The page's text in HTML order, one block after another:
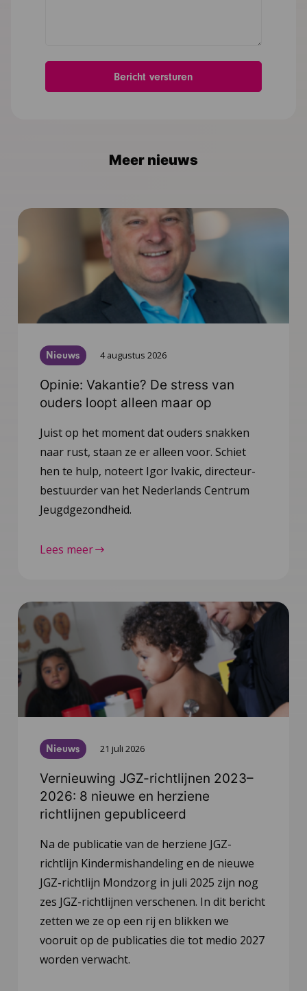
Meer nieuws
Nieuws 4 augustus 2026
Opinie: Vakantie? De stress van
ouders loopt alleen maar op
Juist op het moment dat ouders snakken
naar rust, staan ze er alleen voor. Schiet
hen te hulp, noteert Igor Ivakic, directeur-
bestuurder van het Nederlands Centrum
Jeugdgezondheid.
Lees meer
Nieuws 21 juli 2026
Vernieuwing JGZ-richtlijnen 2023–
2026: 8 nieuwe en herziene
richtlijnen gepubliceerd
Na de publicatie van de herziene JGZ-
richtlijn Kindermishandeling en de nieuwe
JGZ-richtlijn Mondzorg in juli 2025 zijn nog
zes JGZ-richtlijnen verschenen. In dit bericht
zetten we ze op een rij en blikken we
vooruit op de publicaties die tot medio 2027
worden verwacht.